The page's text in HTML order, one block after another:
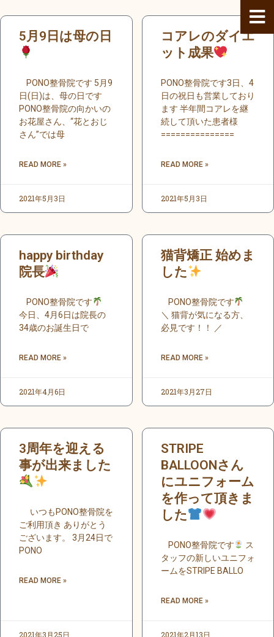
容
5月9日は母の日
PONO整骨院です 5月9
日(日)は、母の日です
PONO整骨院の向かいの
お花屋さん、“花とおじ
さん”では母
READ MORE »
2021年5月3日
コアレのダイエ
ット成果
PONO整骨院です3日、4
日の祝日も営業しており
ます 半年間コアレを継
続して頂いた患者様
===============
READ MORE »
2021年5月3日
happy birthday
院長
PONO整骨院です
今日、4月6日は院長の
34歳のお誕生日で
READ MORE »
2021年4月6日
猫背矯正 始めま
した
PONO整骨院です
＼ 猫背が気になる方、
必見です！！ ／
READ MORE »
2021年3月27日
3周年を迎える
事が出来ました
いつもPONO整骨院を
ご利用頂き ありがとう
ございます。 3月24日で
PONO
READ MORE »
2021年3月25日
STRIPE
BALLOONさん
にユニフォーム
を作って頂きま
した
PONO整骨院です
ス
タッフの新しいユニフォ
ームをSTRIPE BALLO
READ MORE »
2021年2月13日
ー
ジ
ー
ー
ー
ー
ペ
ー
ジ
ー
ジ
ー
ジ
ー
ジ
ペ
ー
ペ